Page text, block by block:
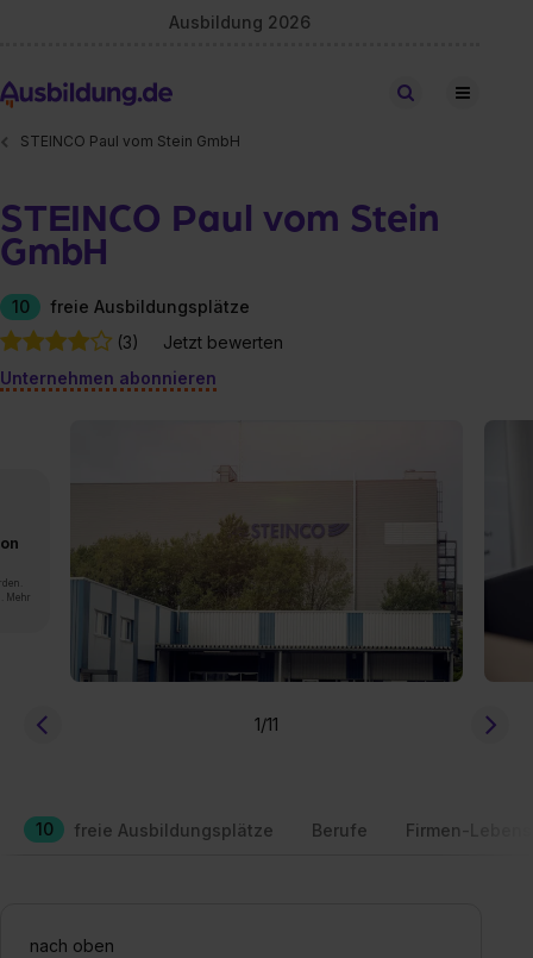
Ausbildung 2026
Stellen finden
STEINCO Paul vom Stein GmbH
STEINCO Paul vom Stein
GmbH
10
freie Ausbildungsplätze
(3)
Jetzt bewerten
Unternehmen abonnieren
Mehr
1/11
10 freie Ausbildungsplätze Berufe Firmen-
nach oben